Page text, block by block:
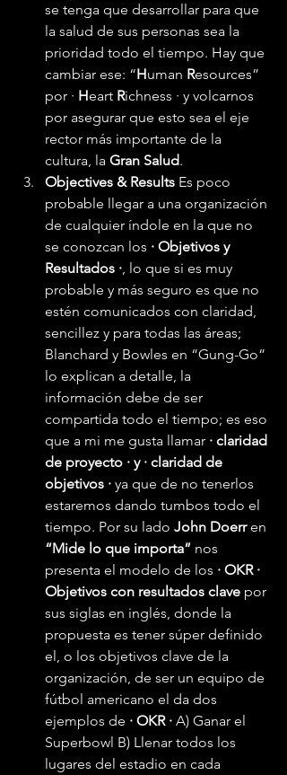
se tenga que desarrollar para que
la salud de sus personas sea la
prioridad todo el tiempo. Hay que
cambiar ese: “Human Resources”
por · Heart Richness · y volcarnos
por asegurar que esto sea el eje
rector más importante de la
cultura, la Gran Salud.
Objectives & Results Es poco
probable llegar a una organización
de cualquier índole en la que no
se conozcan los · Objetivos y
Resultados ·, lo que si es muy
probable y más seguro es que no
estén comunicados con claridad,
sencillez y para todas las áreas;
Blanchard y Bowles en “Gung-Go”
lo explican a detalle, la
información debe de ser
compartida todo el tiempo; es eso
que a mi me gusta llamar · claridad
de proyecto · y · claridad de
objetivos · ya que de no tenerlos
estaremos dando tumbos todo el
tiempo. Por su lado John Doerr en
“Mide lo que importa” nos
presenta el modelo de los · OKR ·
Objetivos con resultados clave por
sus siglas en inglés, donde la
propuesta es tener súper definido
el, o los objetivos clave de la
organización, de ser un equipo de
fútbol americano el da dos
ejemplos de · OKR · A) Ganar el
Superbowl B) Llenar todos los
lugares del estadio en cada